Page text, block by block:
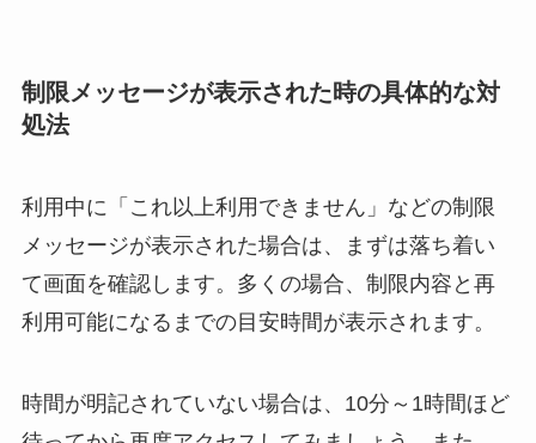
制限メッセージが表示された時の具体的な対
処法
利用中に「これ以上利用できません」などの制限
メッセージが表示された場合は、まずは落ち着い
て画面を確認します。多くの場合、制限内容と再
利用可能になるまでの目安時間が表示されます。
時間が明記されていない場合は、10分～1時間ほど